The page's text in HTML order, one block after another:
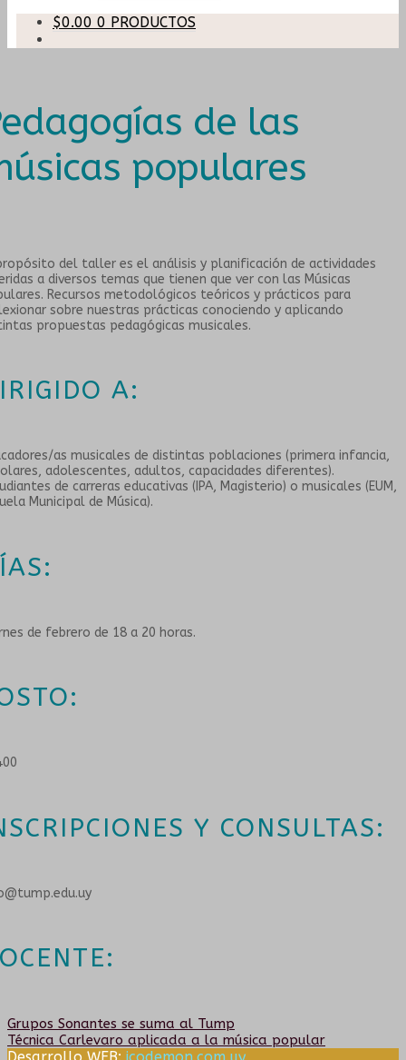
$0.00 0 PRODUCTOS
de las
populares
del taller es el análisis y planificación de actividades
a diversos temas que tienen que ver con las Músicas
Recursos metodológicos teóricos y prácticos para
sobre nuestras prácticas conociendo y aplicando
propuestas pedagógicas musicales.
A:
as musicales de distintas poblaciones (primera infancia,
adolescentes, adultos, capacidades diferentes).
de carreras educativas (IPA, Magisterio) o musicales (EUM,
Municipal de Música).
de febrero de 18 a 20 horas.
Y CONSULTAS:
Navegación
Anterior:
Grupos Sonantes se suma al Tump
Siguiente:
Técnica Carlevaro aplicada a la música popular